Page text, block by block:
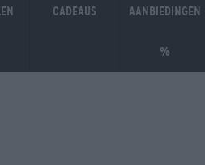
Cadeaus Aanbiedingen
%